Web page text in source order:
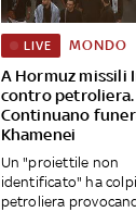
A Hormuz missili
contro petroliera.
Continuano
Khamenei
LIVE MONDO
Un "proiettile non
identificato" ha
petroliera